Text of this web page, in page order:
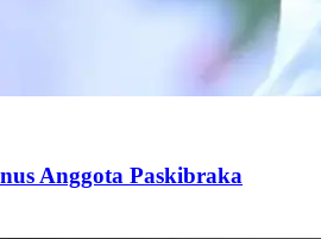
Anggota Paskibraka